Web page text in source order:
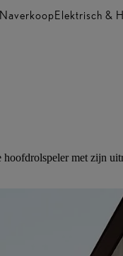
NaverkoopElektrisch &
met zijn